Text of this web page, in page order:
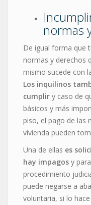
normas
De igual forma que
normas y derechos
mismo sucede con
Los inquilinos
cumplir y caso de
básicos y más
piso, el pago de las
vivienda pueden
Una de ellas es
hay impagos y
procedimiento
puede negarse a
voluntaria, si lo